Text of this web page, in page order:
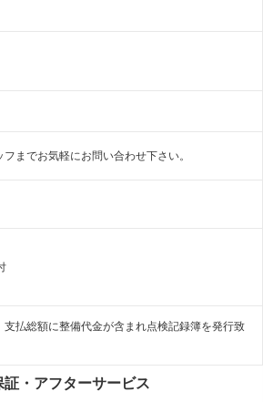
までお気軽にお問い合わせ下さい。
払総額に整備代金が含まれ点検記録簿を発行致
証・アフターサービス